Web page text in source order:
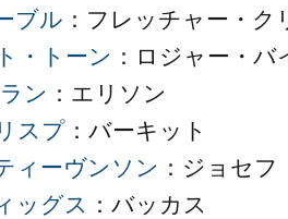
ブル ：フレッチャー・ク
・トーン ：ロジャー・バ
ン ：エリソン
スプ ：バーキット
ィーヴンソン ：ジョセ
ッグス ：バッカス